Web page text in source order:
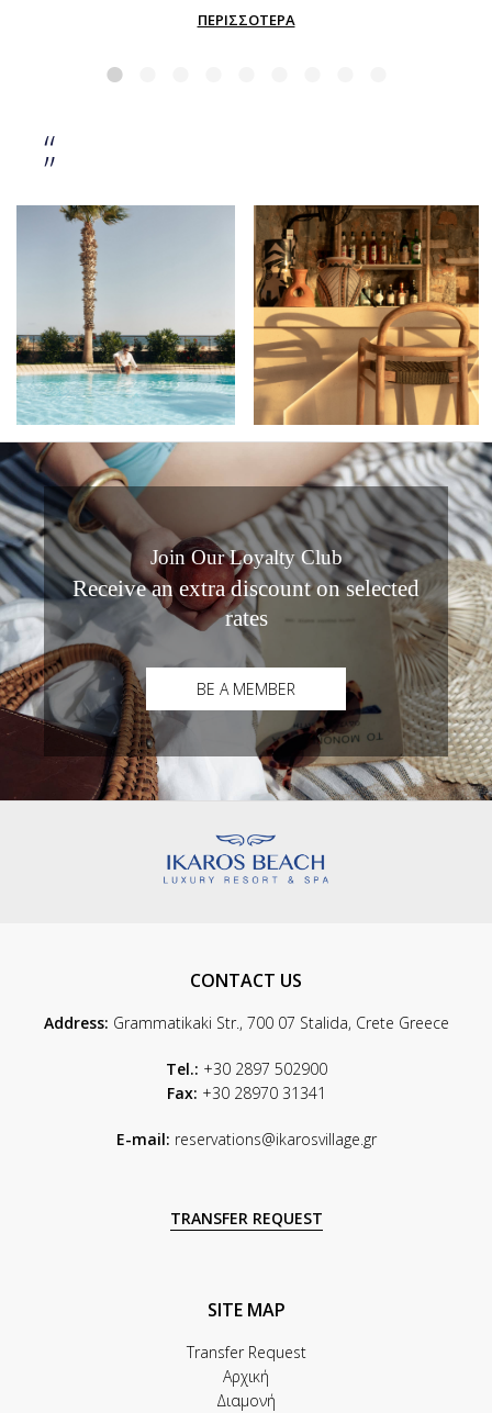
ΠΕΡΙΣΣΌΤΕΡΑ
“
”
Join Our Loyalty Club
Receive an extra discount on selected
rates
BE A MEMBER
CONTACT US
Address: Grammatikaki Str., 700 07 Stalida, Crete Greece
Tel.: +30 2897 502900
Fax: +30 28970 31341
E-mail: reservations@ikarosvillage.gr
TRANSFER REQUEST
SITE MAP
Transfer Request
Αρχική
Διαμονή